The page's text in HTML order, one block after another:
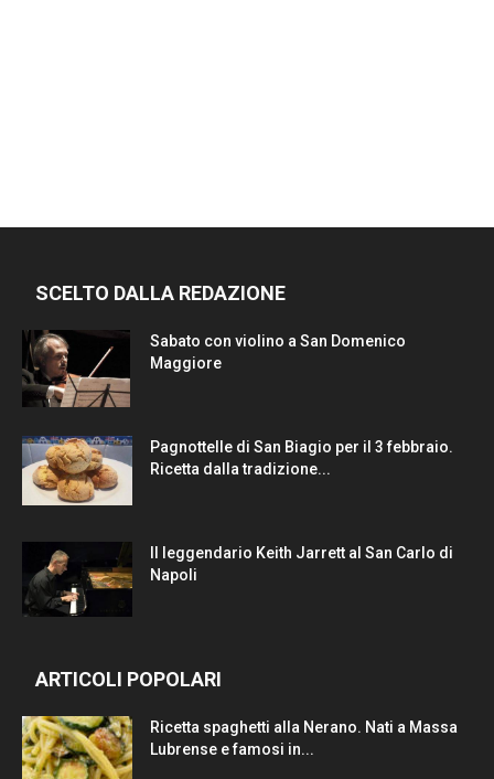
SCELTO DALLA REDAZIONE
Sabato con violino a San Domenico
Maggiore
Pagnottelle di San Biagio per il 3 febbraio.
Ricetta dalla tradizione...
Il leggendario Keith Jarrett al San Carlo di
Napoli
ARTICOLI POPOLARI
Ricetta spaghetti alla Nerano. Nati a Massa
Lubrense e famosi in...